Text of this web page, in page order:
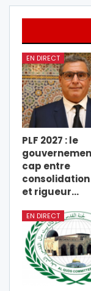
EN DIRECT
PLF 2027 : le
cap entre
et rigueur…
EN DIRECT